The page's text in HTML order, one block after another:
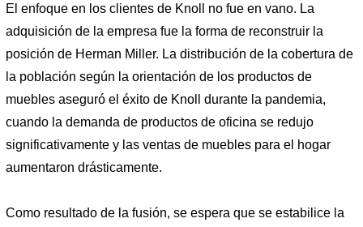
El enfoque en los clientes de Knoll no fue en vano. La
adquisición de la empresa fue la forma de reconstruir la
posición de Herman Miller. La distribución de la cobertura de
la población según la orientación de los productos de
muebles aseguró el éxito de Knoll durante la pandemia,
cuando la demanda de productos de oficina se redujo
significativamente y las ventas de muebles para el hogar
aumentaron drásticamente.
Como resultado de la fusión, se espera que se estabilice la